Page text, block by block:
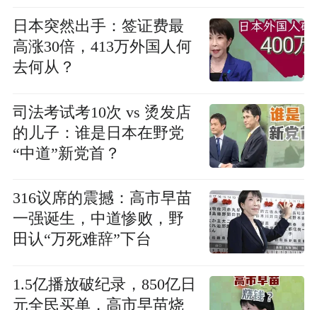
日本突然出手：签证费最
高涨30倍，413万外国人何
去何从？
司法考试考10次 vs 烫发店
的儿子：谁是日本在野党
“中道”新党首？
316议席的震撼：高市早苗
一强诞生，中道惨败，野
田认“万死难辞”下台
1.5亿播放破纪录，850亿日
元全民买单，高市早苗烧